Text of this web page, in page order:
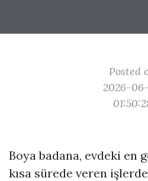
Posted
2026-
Boya badana, evdeki en
kısa sürede veren